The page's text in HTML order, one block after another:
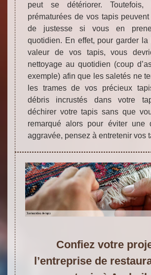
peut se détériorer. Toutefois,
prématurées de vos tapis
de justesse si vous en
quotidien. En effet, pour garder la
valeur de vos tapis, vous
nettoyage au quotidien (coup
exemple) afin que les saletés ne
les trames de vos précieux
débris incrustés dans votre
déchirer votre tapis sans que
remarqué alors pour éviter une
aggravée, pensez à entretenir vos
Confiez votre
l’entreprise de